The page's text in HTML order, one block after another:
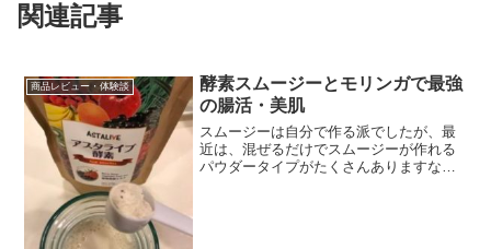
関連記事
商品レビュー・体験談
酵素スムージーとモリンガで最強
の腸活・美肌
スムージーは自分で作る派でしたが、最
近は、混ぜるだけでスムージーが作れる
パウダータイプがたくさんありますなの